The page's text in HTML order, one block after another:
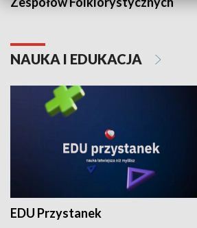
NAUKA I EDUKACJA
EDU Przystanek